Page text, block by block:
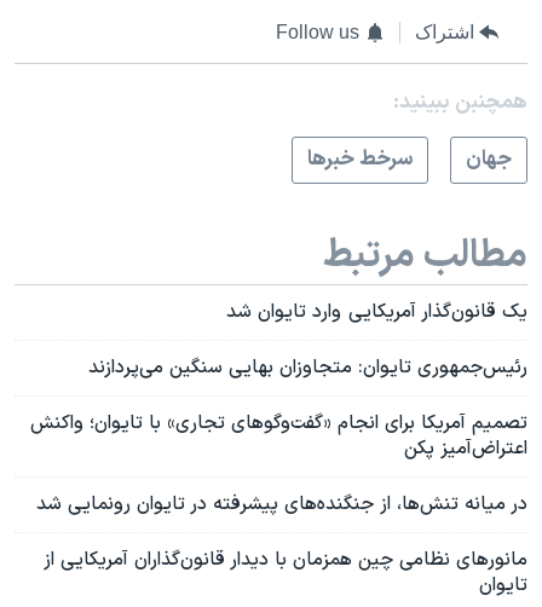
اشتراک Follow us
همچنبن ببینید:
جهان
سرخط خبرها
مطالب مرتبط
یک قانو‌ن‌گذار آمریکایی وارد تایوان شد
رئیس‌جمهوری تایوان: متجاوزان بهایی سنگین‌ می‌پردازند
تصمیم آمریکا برای انجام «گفت‌و‌گوهای تجاری» با تایوان؛ واکنش
اعتراض‌آمیز پکن
در میانه تنش‌‌ها، از جنگنده‌های پیشرفته در تایوان رونمایی شد
مانورهای نظامی چین همزمان با دیدار قانون‌گذاران آمریکایی از
تایوان